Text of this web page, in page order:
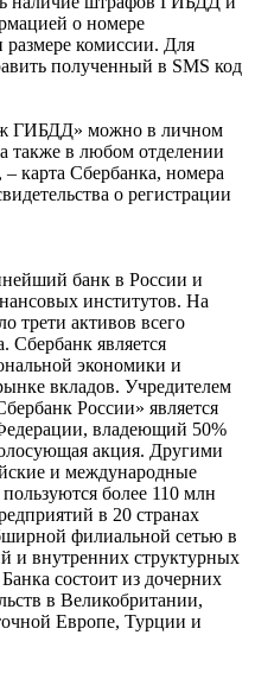
о номере
размере комиссии. Для
полученный в SMS код
ГИБДД» можно в личном
также в любом отделении
– карта Сбербанка, номера
о регистрации
банк в России и
институтов. На
трети активов всего
Сбербанк является
экономики и
вкладов. Учредителем
России» является
владеющий 50%
акция. Другими
и международные
более 110 млн
в 20 странах
филиальной сетью в
и внутренних структурных
состоит из дочерних
в Великобритании,
Европе, Турции и